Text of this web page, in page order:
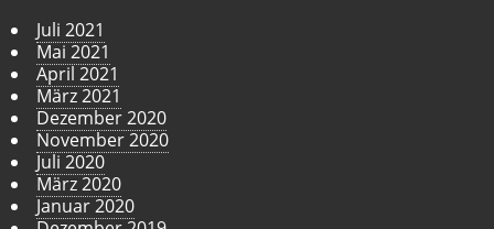
Juli 2021
Mai 2021
April 2021
März 2021
Dezember 2020
November 2020
Juli 2020
März 2020
Januar 2020